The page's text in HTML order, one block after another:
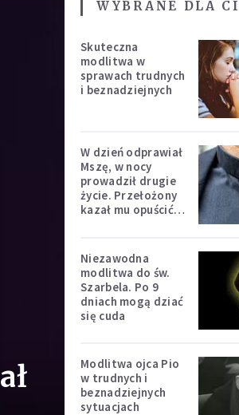
WYBRANE DLA
Skuteczna
modlitwa w
sprawach trudnych
i beznadziejnych
W dzień odprawiał
Mszę, w nocy
prowadził drugie
życie. Przełożony
kazał mu opuścić
Niezawodna
modlitwa do św.
Szarbela. Po 9
dniach mogą dziać
się cuda
Modlitwa ojca Pio
w trudnych i
beznadziejnych
sytuacjach